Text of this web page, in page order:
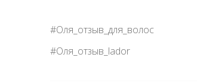
#Оля_отзыв_для_волос
#Оля_отзыв_lador